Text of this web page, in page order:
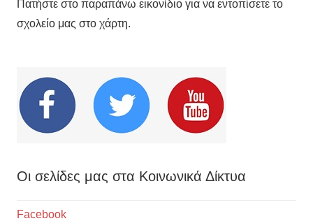
Πατήστε στο παραπάνω εικονίδιο για να εντοπίσετε το
σχολείο μας στο χάρτη.
Οι σελίδες μας στα Κοινωνικά Δίκτυα
Facebook